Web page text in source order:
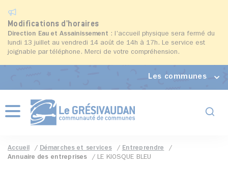
Modifications d'horaires
Direction Eau et Assainissement : l'accueil physique sera fermé du
lundi 13 juillet au vendredi 14 août de 14h à 17h. Le service est
joignable par téléphone. Merci de votre compréhension.
Les communes
Menu
Accueil Démarches et services
Entreprendre
Annuaire des entreprises
LE KIOSQUE BLEU